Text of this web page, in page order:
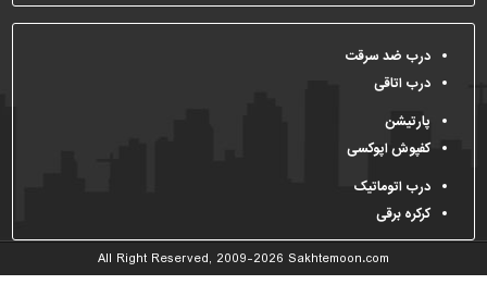
و
آلات
برقی،روشنایی،ایمنی
محوطه
سازی
و
نما
ساخت
درب ضد سرقت
درب اتاقی
پارتیشن
کفپوش اپوکسی
درب اتوماتیک
کرکره برقی
All Right Reserved, 2009-2026 Sakhtemoon.com